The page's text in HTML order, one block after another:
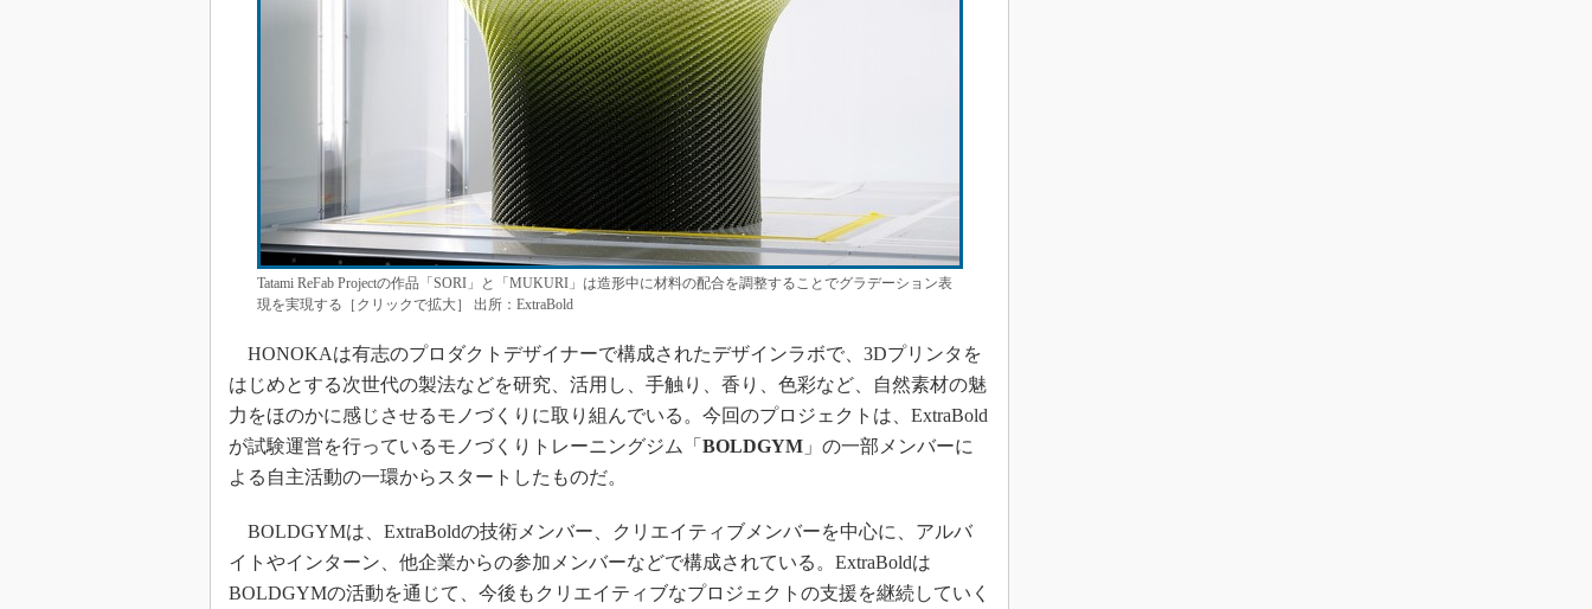
Tatami ReFab Projectの作品「SORI」と「MUKURI」は造形中に材料の配合を調整することでグラデーション表
現を実現する［クリックで拡大］ 出所：ExtraBold
HONOKAは有志のプロダクトデザイナーで構成されたデザインラボで、3Dプリンタを
はじめとする次世代の製法などを研究、活用し、手触り、香り、色彩など、自然素材の魅
力をほのかに感じさせるモノづくりに取り組んでいる。今回のプロジェクトは、ExtraBold
が試験運営を行っているモノづくりトレーニングジム「 BOLDGYM 」の一部メンバーに
よる自主活動の一環からスタートしたものだ。
BOLDGYMは、ExtraBoldの技術メンバー、クリエイティブメンバーを中心に、アルバ
イトやインターン、他企業からの参加メンバーなどで構成されている。ExtraBoldは
BOLDGYMの活動を通じて、今後もクリエイティブなプロジェクトの支援を継続していく